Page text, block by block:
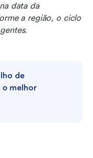
data da
a região, o ciclo
de
o melhor